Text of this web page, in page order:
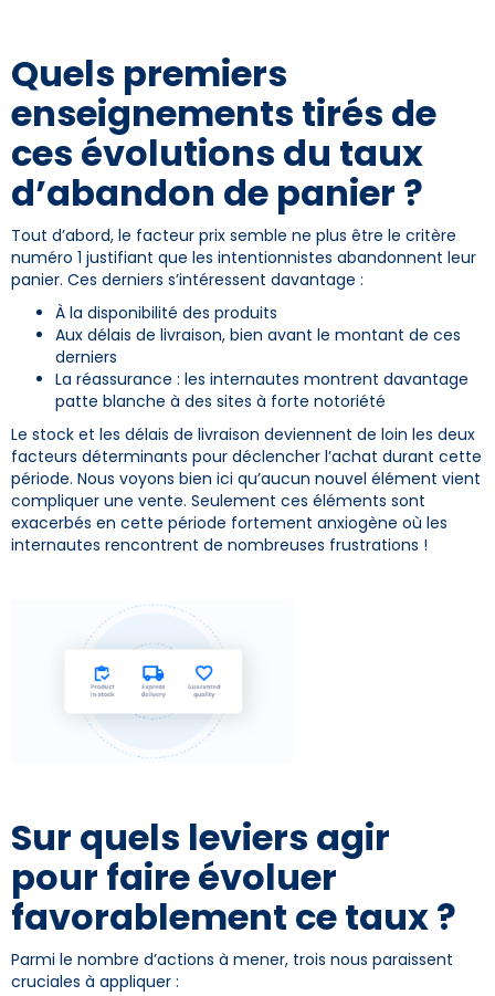
Quels premiers
enseignements tirés de
ces évolutions du taux
d’abandon de panier ?
Tout d’abord, le facteur prix semble ne plus être le critère
numéro 1 justifiant que les intentionnistes abandonnent leur
panier. Ces derniers s’intéressent davantage :
À la disponibilité des produits
Aux délais de livraison, bien avant le montant de ces
derniers
La réassurance : les internautes montrent davantage
patte blanche à des sites à forte notoriété
Le stock et les délais de livraison deviennent de loin les deux
facteurs déterminants pour déclencher l’achat durant cette
période. Nous voyons bien ici qu’aucun nouvel élément vient
compliquer une vente. Seulement ces éléments sont
exacerbés en cette période fortement anxiogène où les
internautes rencontrent de nombreuses frustrations !
Sur quels leviers agir
pour faire évoluer
favorablement ce taux ?
Parmi le nombre d’actions à mener, trois nous paraissent
cruciales à appliquer :